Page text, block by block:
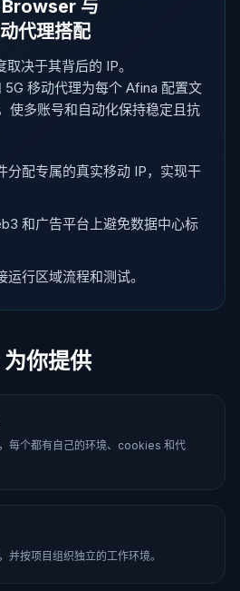
与
代理搭配
决于其背后的 IP。
移动代理为每个 Afina 配置文
使多账号和自动化保持稳定且抗
分配专属的真实移动 IP，实现干
和广告平台上避免数据中心标
行区域流程和测试。
你提供
每个都有自己的环境、cookies 和代
并按项目组织独立的工作环境。